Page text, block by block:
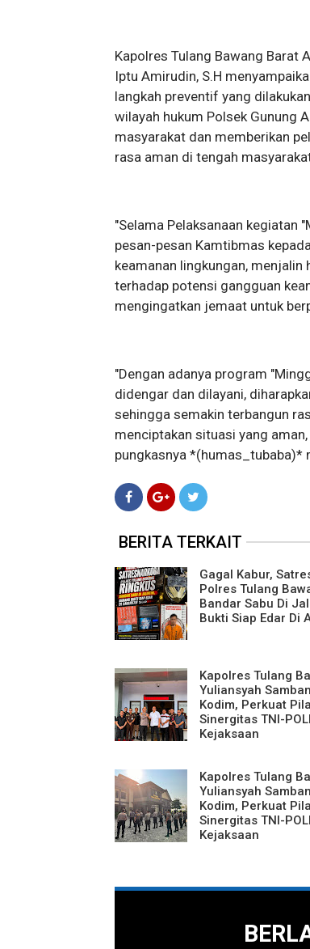
Kapolres Tulang Bawang Barat
Iptu Amirudin, S.H
langkah preventif yang
wilayah hukum Polsek Gunung
masyarakat dan memberikan
rasa aman di tengah
"Selama Pelaksanaan kegiatan
pesan-pesan Kamtibmas
keamanan lingkungan,
terhadap potensi gangguan
mengingatkan jemaat untuk
"Dengan adanya program
didengar dan dilayani,
sehingga semakin terbangun
menciptakan situasi yang
pungkasnya *(humas_tubaba)*
BERITA TERKAIT
Gagal Kabur,
Polres Tulang
Bandar Sabu Di
Bukti Siap Edar Di
Kapolres Tulang
Yuliansyah
Kodim, Perkuat
Sinergitas TNI-
Kejaksaan
Kapolres Tulang
Yuliansyah
Kodim, Perkuat
Sinergitas TNI-
Kejaksaan